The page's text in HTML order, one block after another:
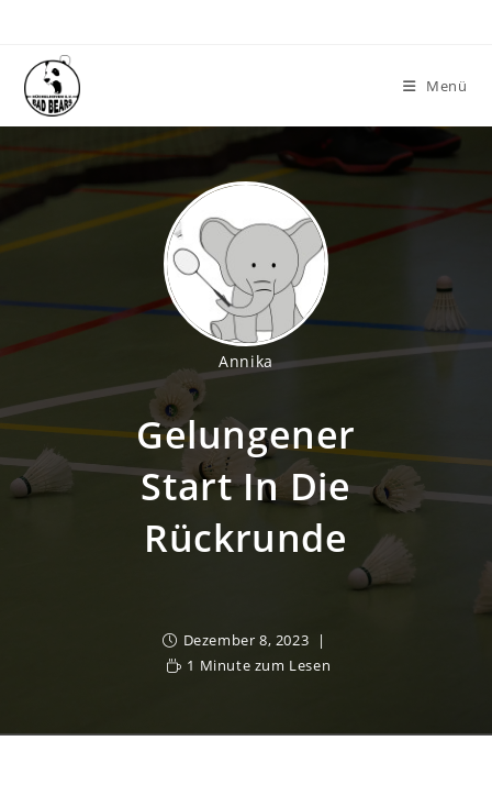
springen
Menü
Annika
Gelungener
Start In Die
Rückrunde
Dezember 8, 2023
1 Minute zum Lesen